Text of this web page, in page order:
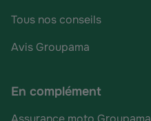
Tous nos conseils
Avis Groupama
En complément